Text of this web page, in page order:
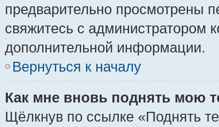
предварительно просмотрены
свяжитесь с администратором
дополнительной информации.
Вернуться к началу
Как мне вновь поднять мою
Щёлкнув по ссылке «Поднять